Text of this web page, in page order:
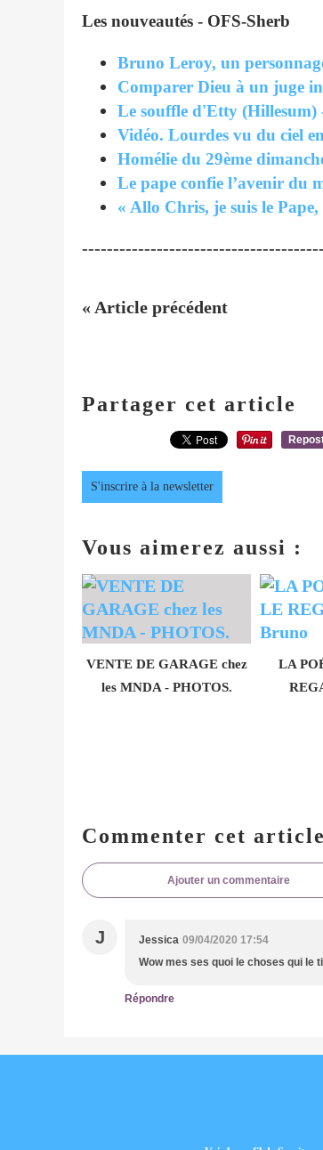
Les nouveautés - OFS-Sherb
Bruno Leroy, un
Comparer Dieu à un juge
Le souffle d'Etty (Hillesum)
Vidéo. Lourdes vu du ciel
Homélie du 29ème
Le pape confie l’avenir du
« Allo Chris, je suis le
« Article précédent
Partager cet article
S'inscrire à la newsletter
Vous aimerez aussi :
VENTE DE GARAGE chez
les MNDA - PHOTOS.
LA
Commenter cet article
Ajouter un commentaire
J Jessica 09/04/2020 17:54
Wow mes ses quoi le choses qui le
Répondre